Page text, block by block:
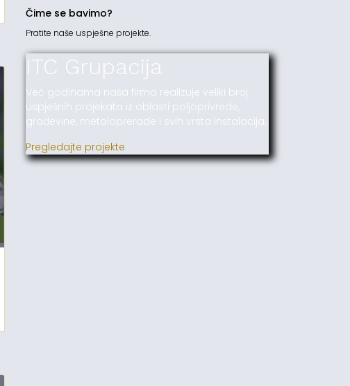
Čime se bavimo?
Pratite naše uspješne projekte.
ITC Grupacija
Već godinama naša firma realizuje veliki broj
uspješnih projekata iz oblasti poljoprivrede,
građevine, metaloprerade i svih vrsta instalacija.
Pregledajte projekte